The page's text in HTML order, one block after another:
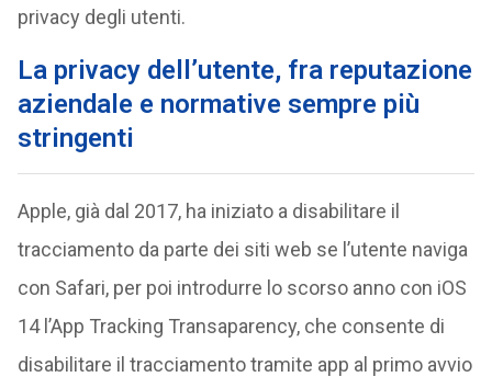
privacy degli utenti.
La privacy dell’utente, fra reputazione
aziendale e normative sempre più
stringenti
Apple, già dal 2017, ha iniziato a disabilitare il
tracciamento da parte dei siti web se l’utente naviga
con Safari, per poi introdurre lo scorso anno con iOS
14 l’App Tracking Transaparency, che consente di
disabilitare il tracciamento tramite app al primo avvio